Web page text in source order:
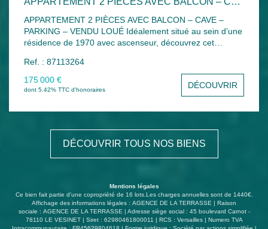
APPARTEMENT 2 PIÈCES AVEC BALCON – CAVE –
PARKING – VENDU LOUÉ Idéalement situé au sein d’une
résidence de 1970 avec ascenseur, découvrez cet
configuration fonctionnelle et un investissement
immédiatement productif de revenus. Il se compose de
:une entrée,un séjour lumineux ouvrant sur un balcon,
une cuisine indépendante,un dégagement avec espace
de rangement,une chambre,une salle de bains, WC
complètent l'ensemble . Situation locative : Bien vendu
occupé dans le cadre d’un bail d’habitation en cours au
165euros de provisions sur charges . Fin de bail
15/10/2028. Une opportunité patrimoniale idéale pour
investisseur recherchant un actif locatif déjà sécurisé.
Pour plus de renseignements , n'hésitez pas à nous
Ref. : 87113264
175 000 €
dont 5.42% TTC d'honoraires DÉCOUVRIR
DÉCOUVRIR TOUS NOS BIENS
Mentions légales
Ce bien fait partie d'une copropriété de 16 lots.Les charges annuelles sont de 1440€.
Affichage des informations légales : AGENCE DE LA TERRASSE | Raison
sociale : AGENCE DE LA TERRASSE | Adresse siège social : 45 boulevard Carnot -
78110 LE VESINET | Siret : 62980461800011 | RCS : Versailles | Numero TVA